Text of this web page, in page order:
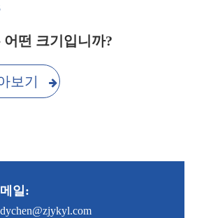
어떤 크기입니까?
보기
일: